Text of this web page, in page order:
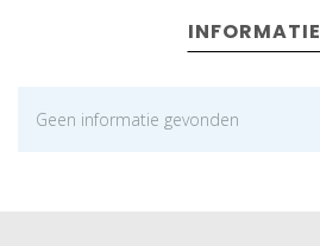
INFORMATIE
Geen informatie gevonden